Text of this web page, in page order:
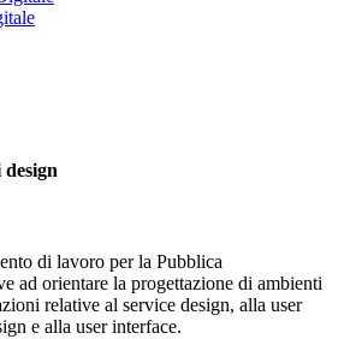
di lavoro per la Pubblica
ad orientare la progettazione di ambienti
relative al service design, alla user
e alla user interface.